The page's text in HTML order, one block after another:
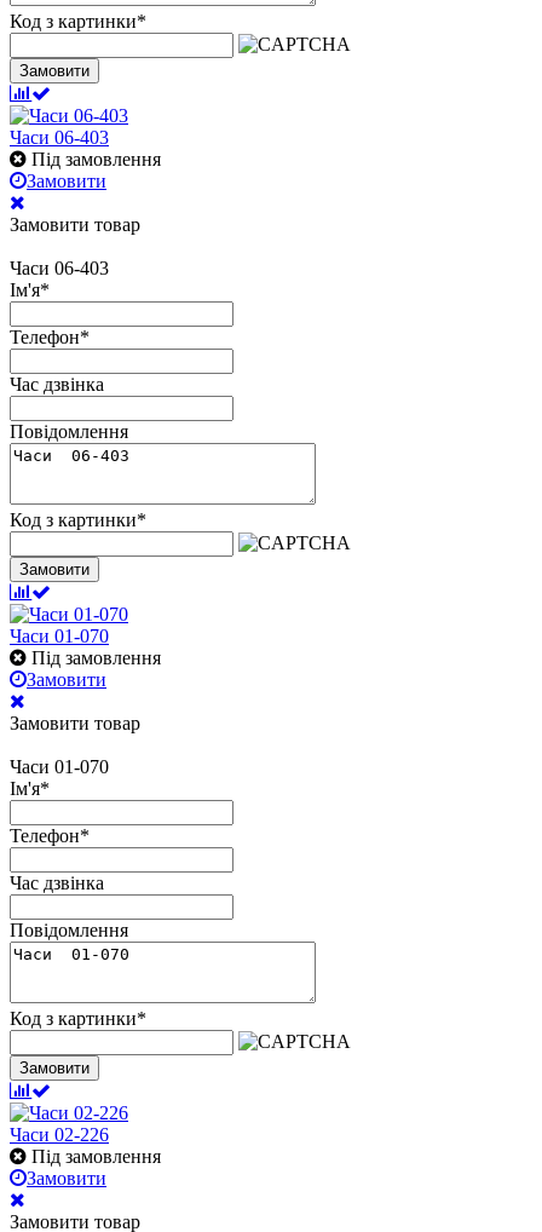
Код з картинки*
Замовити
Часи 06-403
Під замовлення
Замовити
Замовити товар
Часи 06-403
Ім'я*
Телефон*
Час дзвінка
Повідомлення
Код з картинки*
Замовити
Часи 01-070
Під замовлення
Замовити
Замовити товар
Часи 01-070
Ім'я*
Телефон*
Час дзвінка
Повідомлення
Код з картинки*
Замовити
Часи 02-226
Під замовлення
Замовити
Замовити товар